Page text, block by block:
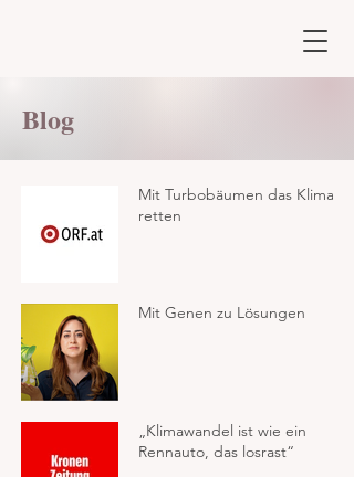
Blog
Mit Turbobäumen das Klima
retten
Mit Genen zu Lösungen
„Klimawandel ist wie ein
Rennauto, das losrast“